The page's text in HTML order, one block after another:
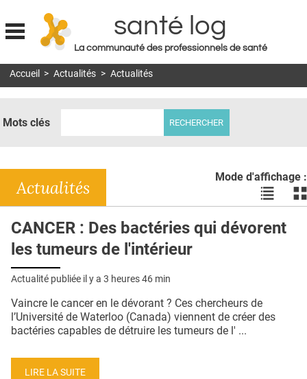
Jump to navigation
santé log
La communauté des professionnels de santé
MON COMPTE
DOSSIERS
RÉSEAUX
E-REVUE SAD
QUI SOMMES-NOUS ?
CONDITIONS GÉNÉRALES
Accueil > Actualités > Actualités
Mots clés
Mode d'affichage :
Voir
les
en
les
Actualités
CANCER : Des bactéries qui dévorent
les tumeurs de l'intérieur
Actualité publiée il y a 3 heures 46 min
Vaincre le cancer en le dévorant ? Ces chercheurs de
l’Université de Waterloo (Canada) viennent de créer des
bactéries capables de détruire les tumeurs de l' ...
LIRE LA SUITE